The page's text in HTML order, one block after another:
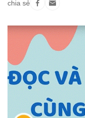
chia sẻ